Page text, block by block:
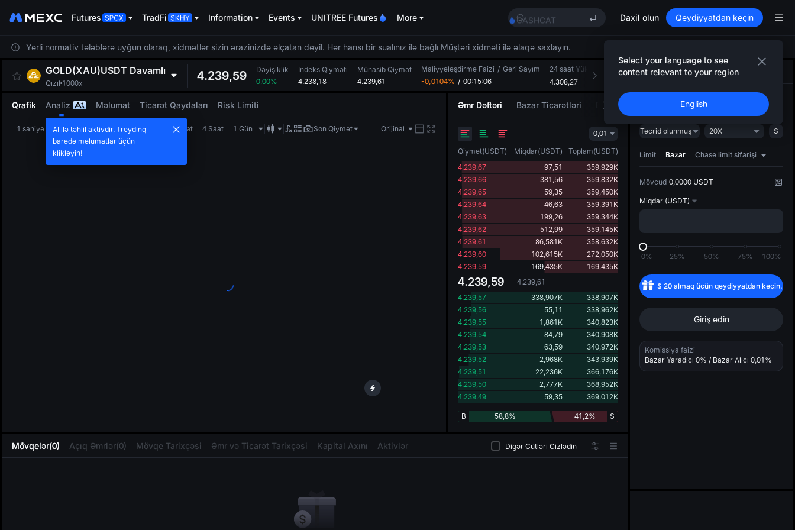
Futures TradFi Information Events UNITREE Futures More
CASHCAT
UNITREE
GOLD(XAU)
HFT
Unitree Future Now Live
Daxil olun Qeydiyyatdan keçin
Select your language to see
content relevant to your region
English
Yerli normativ tələblərə uyğun olaraq, xidmətlər sizin ərazinizdə əlçatan deyil. Hər hansı bir sualınız ilə bağlı Müştəri xidməti ilə əlaqə saxlayın.
GOLD(XAU)USDT Davamlı
Qızıl 1000x
4.239,59
Dəyişiklik
0,00%
İndeks Qiyməti
4.238,18
Münasib Qiymət
4.239,61
Maliyyələşdirmə Faizi / Geri Sayım
-0,0104% / 00:15:06
24 saat Yüksək
4.308,27
24 saat Aşağı
24 saat Həcm(GOLD(XAU))
Mövqelər(0) Açıq Əmrlər(0) Mövqe Tarixçəsi Əmr və Ticarət Tarixçəsi Kapital Axını Aktivlər Digər Cütləri Gizlədin
Qrafik Analiz Məlumat Ticarət Qaydaları Risk Limiti
1 saniyə 1 dəqiqə 5 dəqiqə 15 dəqiqə 1 Saat 4 Saat 1 Gün Son Qiymət Orijinal
Əmr Dəftəri Bazar Ticarətləri Bazarın hərəkətvericiləri
0,01
Qiymət(USDT) Miqdar(USDT) Toplam(USDT)
4.239,67
97,51
359,929K
4.239,66
381,56
359,832K
4.239,65
59,35
359,450K
4.239,64
46,63
359,391K
4.239,63
199,26
359,344K
4.239,62
512,99
359,145K
4.239,61
86,581K
358,632K
4.239,60
102,615K
272,050K
4.239,59
169,435K 169,435K
4.239,59
4.239,61
4.239,57
338,907K
338,907K
4.239,56
55,11
338,962K
4.239,55
1,861K
340,823K
4.239,54
84,79
340,908K
4.239,53
63,59
340,972K
4.239,52
2,968K
343,939K
4.239,51
22,236K
366,176K
4.239,50
2,777K
368,952K
4.239,49
59,35 369,012K
58,8%
B 41,2% S
Ticarət AI strategiyası
Açın
Təcrid olunmuş 20X S
Limit Bazar Chase limit sifarişi
Mövcud 0,0000 USDT
Miqdar (USDT)
0% 25% 50% 75% 100%
$ 20almaq üçün qeydiyyatdan keçin.
Giriş edin
Komissiya faizi
Bazar Yaradıcı 0% / Bazar Alıcı 0,01%
AI ilə təhlil aktivdir. Treydinq
barədə məlumatlar üçün
klikləyin!